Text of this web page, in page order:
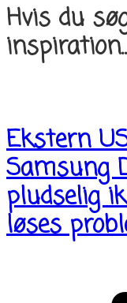
Hvis du
Ekstern
Samsung
pludselig
løses